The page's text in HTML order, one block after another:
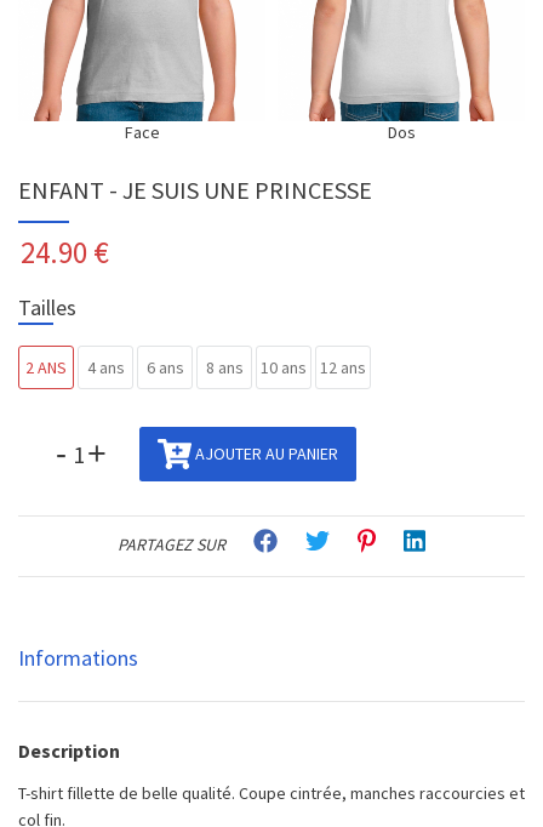
Face Dos
ENFANT - JE SUIS UNE PRINCESSE
24.90 €
Tailles
2 ANS 4 ans 6 ans 8 ans 10 ans 12 ans
- + AJOUTER AU PANIER
PARTAGEZ SUR
Informations
Description
T-shirt fillette de belle qualité. Coupe cintrée, manches raccourcies et
col fin.